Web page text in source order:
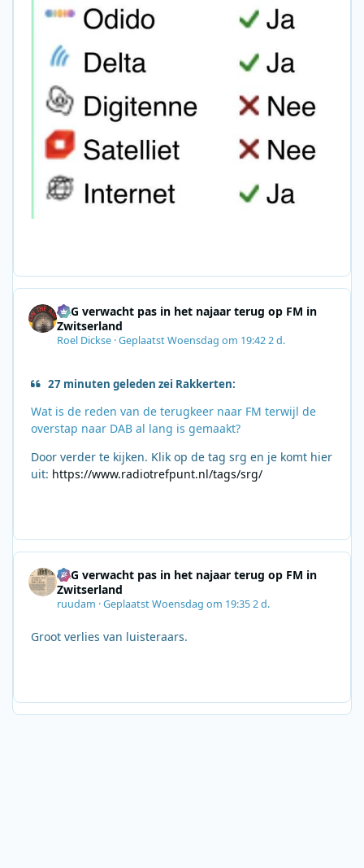
SRG verwacht pas in het najaar terug op FM in
Zwitserland
Roel Dickse ·GeplaatstWoensdag om 19:422 d.
27 minuten geleden zei Rakkerten:
Wat is de reden van de terugkeer naar FM terwijl de
overstap naar DAB al lang is gemaakt?
Door verder te kijken. Klik op de tag srg en je komt hier
uit: https://www.radiotrefpunt.nl/tags/srg/
SRG verwacht pas in het najaar terug op FM in
Zwitserland
ruudam ·GeplaatstWoensdag om 19:352 d.
Groot verlies van luisteraars.